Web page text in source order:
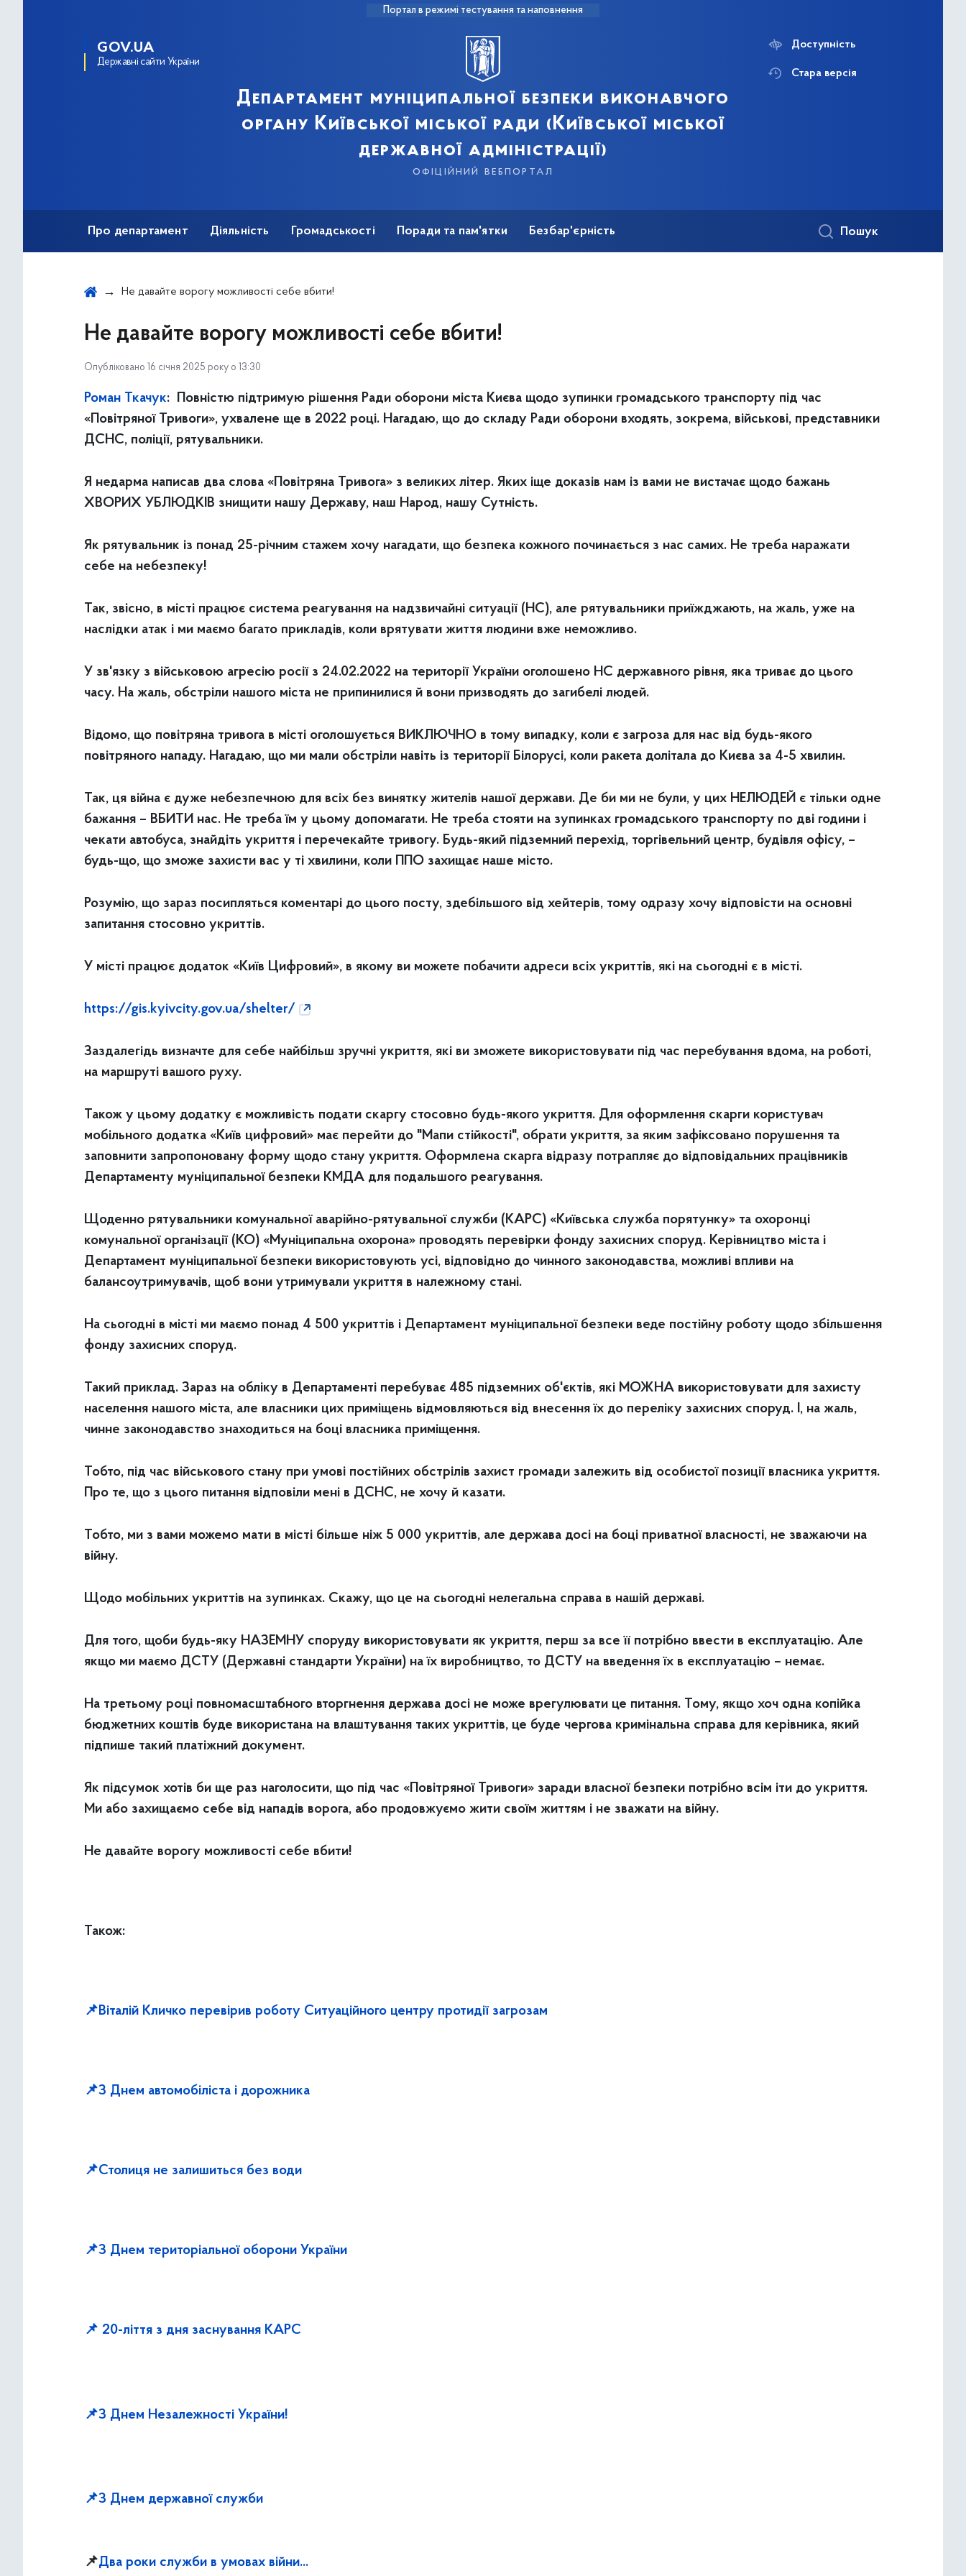
Портал в режимі тестування та наповнення
GOV.UA
Державні сайти України
Департамент муніципальної безпеки виконавчого
органу Київської міської ради (Київської міської
державної адміністрації)
офіційний вебпортал
Доступність
Стара версія
Про департамент Діяльність Громадськості Поради та пам'ятки Безбар'єрність Пошук
Не давайте ворогу можливості себе вбити!
Не давайте ворогу можливості себе вбити!
Опубліковано 16 січня 2025 року о 13:30
Роман Ткачук: Повністю підтримую рішення Ради оборони міста Києва щодо зупинки громадського транспорту під час
«Повітряної Тривоги», ухвалене ще в 2022 році. Нагадаю, що до складу Ради оборони входять, зокрема, військові, представники
ДСНС, поліції, рятувальники.
Я недарма написав два слова «Повітряна Тривога» з великих літер. Яких іще доказів нам із вами не вистачає щодо бажань
ХВОРИХ УБЛЮДКІВ знищити нашу Державу, наш Народ, нашу Сутність.
Як рятувальник із понад 25-річним стажем хочу нагадати, що безпека кожного починається з нас самих. Не треба наражати
себе на небезпеку!
Так, звісно, в місті працює система реагування на надзвичайні ситуації (НС), але рятувальники приїжджають, на жаль, уже на
наслідки атак і ми маємо багато прикладів, коли врятувати життя людини вже неможливо.
У зв'язку з військовою агресію росії з 24.02.2022 на території України оголошено НС державного рівня, яка триває до цього
часу. На жаль, обстріли нашого міста не припинилися й вони призводять до загибелі людей.
Відомо, що повітряна тривога в місті оголошується ВИКЛЮЧНО в тому випадку, коли є загроза для нас від будь-якого
повітряного нападу. Нагадаю, що ми мали обстріли навіть із території Білорусі, коли ракета долітала до Києва за 4-5 хвилин.
Так, ця війна є дуже небезпечною для всіх без винятку жителів нашої держави. Де би ми не були, у цих НЕЛЮДЕЙ є тільки одне
бажання – ВБИТИ нас. Не треба їм у цьому допомагати. Не треба стояти на зупинках громадського транспорту по дві години і
чекати автобуса, знайдіть укриття і перечекайте тривогу. Будь-який підземний перехід, торгівельний центр, будівля офісу, –
будь-що, що зможе захисти вас у ті хвилини, коли ППО захищає наше місто.
Розумію, що зараз посипляться коментарі до цього посту, здебільшого від хейтерів, тому одразу хочу відповісти на основні
запитання стосовно укриттів.
У місті працює додаток «Київ Цифровий», в якому ви можете побачити адреси всіх укриттів, які на сьогодні є в місті.
https://gis.kyivcity.gov.ua/shelter/
Заздалегідь визначте для себе найбільш зручні укриття, які ви зможете використовувати під час перебування вдома, на роботі,
на маршруті вашого руху.
Також у цьому додатку є можливість подати скаргу стосовно будь-якого укриття. Для оформлення скарги користувач
мобільного додатка «Київ цифровий» має перейти до "Мапи стійкості", обрати укриття, за яким зафіксовано порушення та
заповнити запропоновану форму щодо стану укриття. Оформлена скарга відразу потрапляє до відповідальних працівників
Департаменту муніципальної безпеки КМДА для подальшого реагування.
Щоденно рятувальники комунальної аварійно-рятувальної служби (КАРС) «Київська служба порятунку» та охоронці
комунальної організації (КО) «Муніципальна охорона» проводять перевірки фонду захисних споруд. Керівництво міста і
Департамент муніципальної безпеки використовують усі, відповідно до чинного законодавства, можливі впливи на
балансоутримувачів, щоб вони утримували укриття в належному стані.
На сьогодні в місті ми маємо понад 4 500 укриттів і Департамент муніципальної безпеки веде постійну роботу щодо збільшення
фонду захисних споруд.
Такий приклад. Зараз на обліку в Департаменті перебуває 485 підземних об'єктів, які МОЖНА використовувати для захисту
населення нашого міста, але власники цих приміщень відмовляються від внесення їх до переліку захисних споруд. І, на жаль,
чинне законодавство знаходиться на боці власника приміщення.
Тобто, під час військового стану при умові постійних обстрілів захист громади залежить від особистої позиції власника укриття.
Про те, що з цього питання відповіли мені в ДСНС, не хочу й казати.
Тобто, ми з вами можемо мати в місті більше ніж 5 000 укриттів, але держава досі на боці приватної власності, не зважаючи на
війну.
Щодо мобільних укриттів на зупинках. Скажу, що це на сьогодні нелегальна справа в нашій державі.
Для того, щоби будь-яку НАЗЕМНУ споруду використовувати як укриття, перш за все її потрібно ввести в експлуатацію. Але
якщо ми маємо ДСТУ (Державні стандарти України) на їх виробництво, то ДСТУ на введення їх в експлуатацію – немає.
На третьому році повномасштабного вторгнення держава досі не може врегулювати це питання. Тому, якщо хоч одна копійка
бюджетних коштів буде використана на влаштування таких укриттів, це буде чергова кримінальна справа для керівника, який
підпише такий платіжний документ.
Як підсумок хотів би ще раз наголосити, що під час «Повітряної Тривоги» заради власної безпеки потрібно всім іти до укриття.
Ми або захищаємо себе від нападів ворога, або продовжуємо жити своїм життям і не зважати на війну.
Не давайте ворогу можливості себе вбити!
Також:
📌Віталій Кличко перевірив роботу Ситуаційного центру протидії загрозам
📌З Днем автомобіліста і дорожника
📌Столиця не залишиться без води
📌З Днем територіальної оборони України
📌 20-ліття з дня заснування КАРС
📌З Днем Незалежності України!
📌З Днем державної служби
📌Два роки служби в умовах війни...